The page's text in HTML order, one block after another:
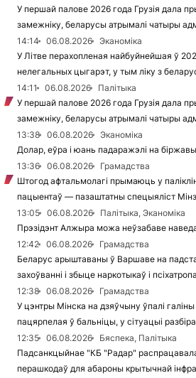
У першай палове 2026 года Грузія дала
замежніку, беларусы атрымалі чатыры
14:14
06.08.2026
Эканоміка
У Літве перахопленая найбуйнейшая ў
нелегальных цыгарэт, у тым ліку з
14:11
06.08.2026
Палітыка
У першай палове 2026 года Грузія дала
замежніку, беларусы атрымалі чатыры
13:38
06.08.2026
Эканоміка
Долар, еўра і юань падаражэлі на
13:36
06.08.2026
Грамадства
Штогод афтальмолагі прымаюць у
пацыентаў — пазаштатны спецыяліст
13:05
06.08.2026
Палітыка, Эканоміка
Прэзідэнт Алжыра можа неўзабаве
12:42
06.08.2026
Грамадства
Беларус арыштаваны ў Варшаве на
захоўванні і збыце наркотыкаў і
12:38
06.08.2026
Грамадства
У цэнтры Мінска на дзяўчыну ўпалі
пацярпелая ў бальніцы, у сітуацыі
12:35
06.08.2026
Бяспека, Палітыка
Падсанкцыйнае "КБ "Радар"
перашкодаў для абароны крытычнай